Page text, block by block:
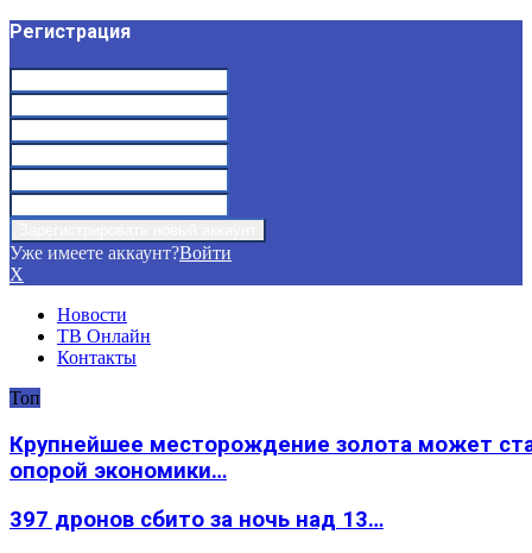
Регистрация
Уже имеете аккаунт?Войти
X
Новости
ТВ Онлайн
Контакты
Топ
Крупнейшее месторождение золота может
опорой экономики…
397 дронов сбито за ночь над 13…